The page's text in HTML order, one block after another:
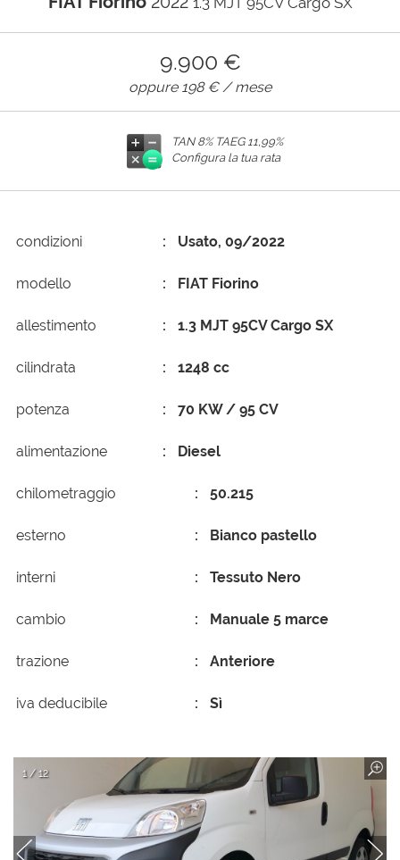
9.900 €
oppure 198 €/ mese
TAN 8% TAEG 11,99%
Configura la tua rata
condizioni Usato, 09/2022
modello FIAT Fiorino
allestimento 1.3 MJT 95CV Cargo SX
cilindrata 1248 cc
potenza 70 KW / 95 CV
alimentazione Diesel
chilometraggio 50.215
esterno Bianco pastello
interni Tessuto Nero
cambio Manuale 5 marce
trazione Anteriore
iva deducibile Sì
1 / 12